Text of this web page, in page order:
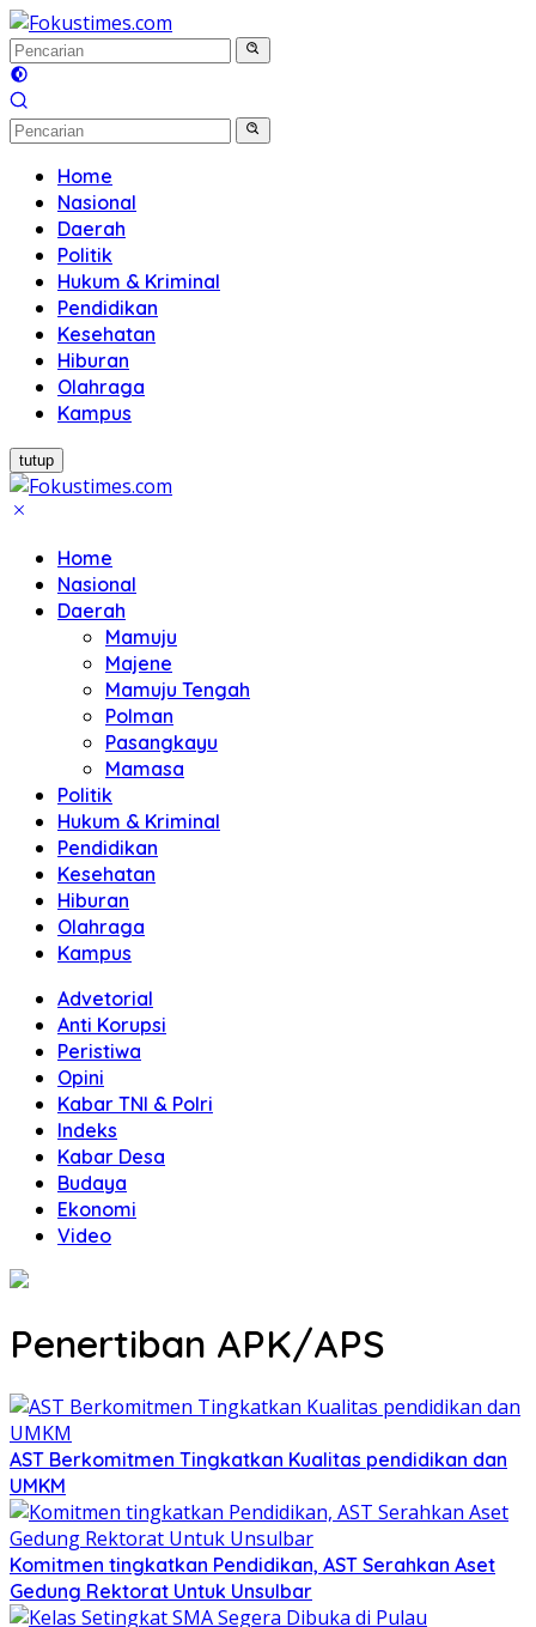
Langsung
ke
konten
Home
Nasional
Daerah
Politik
Hukum & Kriminal
Pendidikan
Kesehatan
Hiburan
Olahraga
Kampus
tutup
Home
Nasional
Daerah
Mamuju
Majene
Mamuju Tengah
Polman
Pasangkayu
Mamasa
Politik
Hukum & Kriminal
Pendidikan
Kesehatan
Hiburan
Olahraga
Kampus
Advetorial
Anti Korupsi
Peristiwa
Opini
Kabar TNI & Polri
Indeks
Kabar Desa
Budaya
Ekonomi
Video
Penertiban APK/APS
AST Berkomitmen Tingkatkan Kualitas pendidikan dan
UMKM
Komitmen tingkatkan Pendidikan, AST Serahkan Aset
Gedung Rektorat Untuk Unsulbar